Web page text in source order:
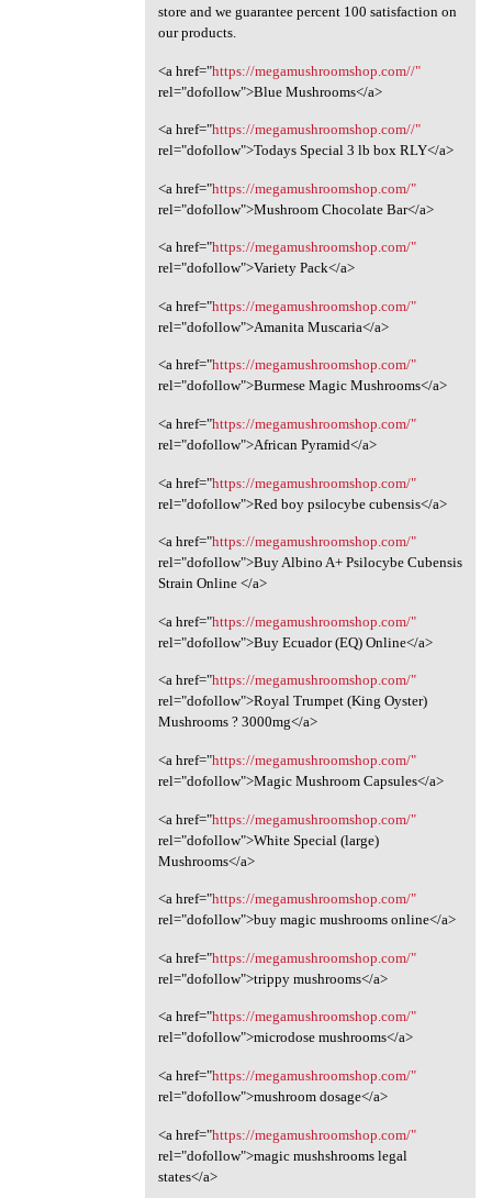
store and we guarantee percent 100 satisfaction on
our products.
<a href="https://megamushroomshop.com//"
rel="dofollow">Blue Mushrooms</a>
<a href="https://megamushroomshop.com//"
rel="dofollow">Todays Special 3 lb box RLY</a>
<a href="https://megamushroomshop.com/"
rel="dofollow">Mushroom Chocolate Bar</a>
<a href="https://megamushroomshop.com/"
rel="dofollow">Variety Pack</a>
<a href="https://megamushroomshop.com/"
rel="dofollow">Amanita Muscaria</a>
<a href="https://megamushroomshop.com/"
rel="dofollow">Burmese Magic Mushrooms</a>
<a href="https://megamushroomshop.com/"
rel="dofollow">African Pyramid</a>
<a href="https://megamushroomshop.com/"
rel="dofollow">Red boy psilocybe cubensis</a>
<a href="https://megamushroomshop.com/"
rel="dofollow">Buy Albino A+ Psilocybe Cubensis
Strain Online </a>
<a href="https://megamushroomshop.com/"
rel="dofollow">Buy Ecuador (EQ) Online</a>
<a href="https://megamushroomshop.com/"
rel="dofollow">Royal Trumpet (King Oyster)
Mushrooms ? 3000mg</a>
<a href="https://megamushroomshop.com/"
rel="dofollow">Magic Mushroom Capsules</a>
<a href="https://megamushroomshop.com/"
rel="dofollow">White Special (large)
Mushrooms</a>
<a href="https://megamushroomshop.com/"
rel="dofollow">buy magic mushrooms online</a>
<a href="https://megamushroomshop.com/"
rel="dofollow">trippy mushrooms</a>
<a href="https://megamushroomshop.com/"
rel="dofollow">microdose mushrooms</a>
<a href="https://megamushroomshop.com/"
rel="dofollow">mushroom dosage</a>
<a href="https://megamushroomshop.com/"
rel="dofollow">magic mushshrooms legal
states</a>